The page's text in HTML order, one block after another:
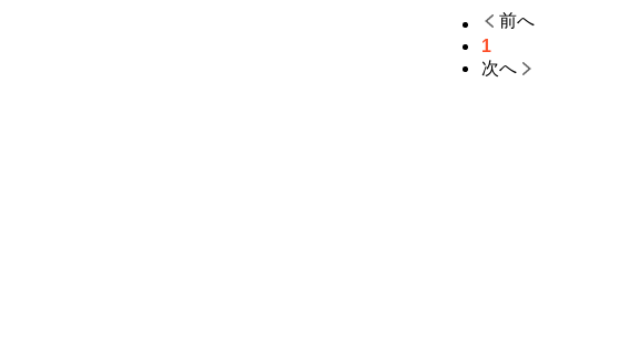
京都まで追いかけた彼が目にしたのは、必死に引き止める姿ではなく、茶菓子のデザインに没頭し、
瞳を輝かせる彼女の姿だった。メディアが旧愛との浮名をでっちあげても、彼は公然と線を引く。
「私の妻は茜だ。」家族による利益目的の結婚圧力に対しても、彼は強く宣言する。「森ノ宮家は結
前へ
1
次へ